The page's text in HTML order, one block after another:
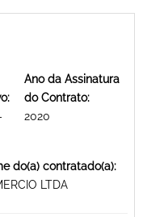
Ano da Assinatura
do Contrato:
2020
do(a) contratado(a):
LTDA